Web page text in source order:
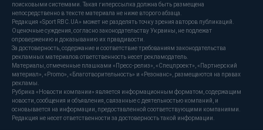
поисковыми системами. Такая гиперссылка должна быть размещена
непосредственно в тексте материала не ниже второго абзаца.
Редакция «Sport RBC.UA» может не разделять точку зрения авторов публикаций.
Оценочные суждения, согласно законодательству Украины, не подлежат
опровержению и доказыванию их правдивости.
За достоверность, содержание и соответствие требованиям законодательства
рекламных материалов ответственность несет рекламодатель.
Материалы, отмеченные плашками «Пресс-релиз», «Спецпроект», «Партнерский
материал», «Promo», «Благотворительность» и «Резонанс», размещаются на правах
рекламы.
Рубрика «Новости компании» является информационным форматом, содержащим
новости, сообщения и объявления, связанные с деятельностью компаний, и
основывается на информации, предоставленной соответствующими компаниями.
Редакция не несет ответственности за достоверность такой информации.